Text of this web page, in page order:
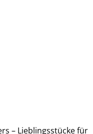
– Lieblingsstücke für